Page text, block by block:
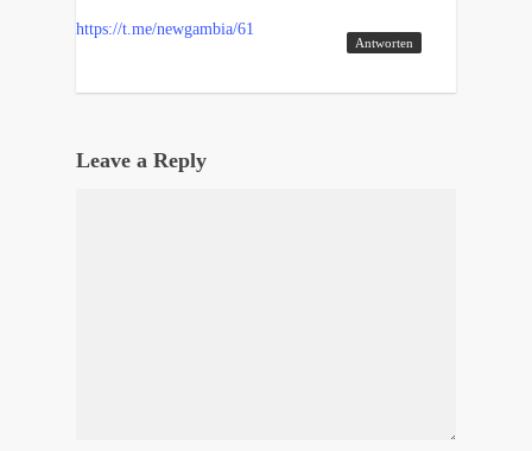
https://t.me/newgambia/61
Antworten
Leave a Reply